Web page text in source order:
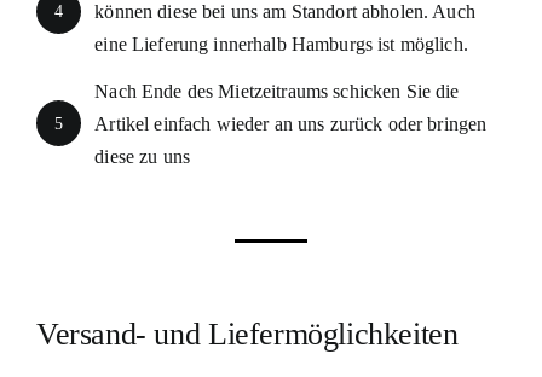
4
können diese bei uns am Standort abholen. Auch
eine Lieferung innerhalb Hamburgs ist möglich.
5
Nach Ende des Mietzeitraums schicken Sie die
Artikel einfach wieder an uns zurück oder bringen
diese zu uns
Versand- und Liefermöglichkeiten